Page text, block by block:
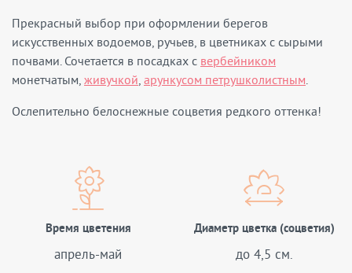
Прекрасный выбор при оформлении берегов
искусственных водоемов, ручьев, в цветниках с сырыми
почвами. Сочетается в посадках с вербейником
монетчатым, живучкой, арункусом петрушколистным.
Ослепительно белоснежные соцветия редкого оттенка!
Время цветения
апрель-май
Диаметр цветка (соцветия)
до 4,5 см.